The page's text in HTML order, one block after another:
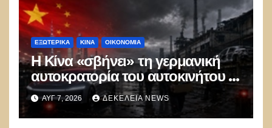
ΕΞΩΤΕΡΙΚΑ ΚΊΝΑ ΟΙΚΟΝΟΜΙΑ
Η Κίνα «σβήνει» τη γερμανική
αυτοκρατορία του αυτοκινήτου –
100.000 απολύσεις, λουκέτα και
πολιτικός πανικός
ΑΥΓ 7, 2026 ΔΕΚΈΛΕΙΑ NEWS